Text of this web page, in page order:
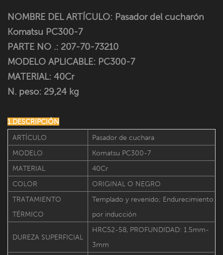
NOMBRE DEL ARTÍCULO: Pasador del cucharón
Komatsu PC300-7
PARTE NO .: 207-70-73210
MODELO APLICABLE: PC300-7
MATERIAL: 40Cr
N. peso: 29,24 kg
1.DESCRIPCIÓN
ARTÍCULO
Pasador de cuchara
MODELO
Komatsu PC300-7
MATERIAL
40Cr
COLOR
ORIGINAL O NEGRO
TRATAMIENTO
TÉRMICO
Templado y revenido; Endurecimiento
por inducción
DUREZA SUPERFICIAL
HRC52-58, PROFUNDIDAD: 1.5mm-
3mm